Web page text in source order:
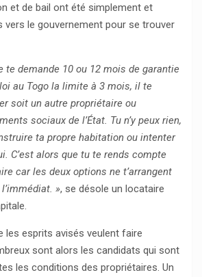
et de bail ont été simplement et
vers le gouvernement pour se trouver
te demande 10 ou 12 mois de garantie
au Togo la limite à 3 mois, il te
soit un autre propriétaire ou
sociaux de l’État. Tu n’y peux rien,
ta propre habitation ou intenter
C’est alors que tu te rends compte
car les deux options ne t’arrangent
», se désole un locataire
les esprits avisés veulent faire
sont alors les candidats qui sont
les conditions des propriétaires. Un